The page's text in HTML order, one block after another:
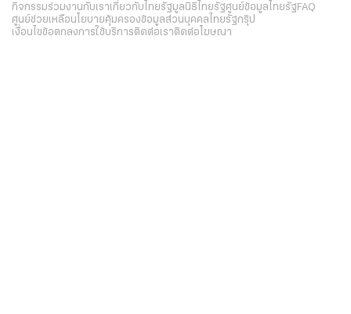
กิจกรรมร่วมงานกับเราเกี่ยวกับไทยรัฐมูลนิธิไทยรัฐศูนย์ข้อมูลไทยรัฐFAQ
ศูนย์ช่วยเหลือนโยบายคุ้มครองข้อมูลส่วนบุคคลไทยรัฐกรุ๊ป
เงื่อนไขข้อตกลงการใช้บริการติดต่อเราติดต่อโฆษณา